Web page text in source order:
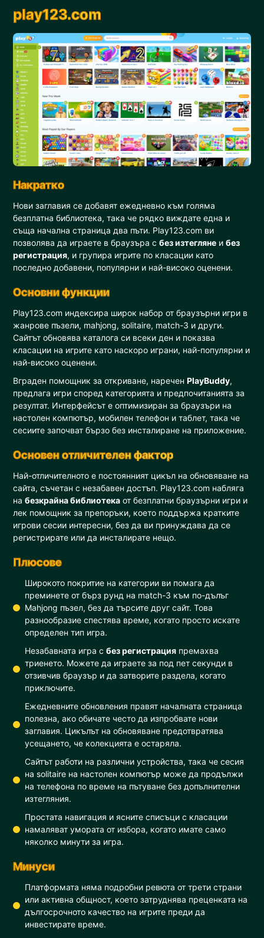
play123.com
Накратко
Нови заглавия се добавят ежедневно към голяма
безплатна библиотека, така че рядко виждате една и
съща начална страница два пъти. Play123.com ви
позволява да играете в браузъра сбез изтегляне ибез
регистрация, и групира игрите по класации като
последно добавени, популярни и най-високо оценени.
Основни функции
Play123.com индексира широк набор от браузърни игри в
жанрове пъзели, mahjong, solitaire, match-3 и други.
Сайтът обновява каталога си всеки ден и показва
класации на игрите като наскоро играни, най-популярни и
най-високо оценени.
Вграден помощник за откриване, нареченPlayBuddy,
предлага игри според категорията и предпочитанията за
резултат. Интерфейсът е оптимизиран за браузъри на
настолен компютър, мобилен телефон и таблет, така че
сесиите започват бързо без инсталиране на приложение.
Основен отличителен фактор
Най-отличителното е постоянният цикъл на обновяване на
сайта, съчетан с незабавен достъп. Play123.com набляга
набезкрайна библиотека от безплатни браузърни игри и
лек помощник за препоръки, което поддържа кратките
игрови сесии интересни, без да ви принуждава да се
регистрирате или да инсталирате нещо.
Плюсове
Широкото покритие на категории ви помага да
преминете от бърз рунд на match-3 към по-дълъг
Mahjong пъзел, без да търсите друг сайт. Това
разнообразие спестява време, когато просто искате
определен тип игра.
Незабавната игра сбез регистрация премахва
триенето. Можете да играете за под пет секунди в
отзивчив браузър и да затворите раздела, когато
приключите.
Ежедневните обновления правят началната страница
полезна, ако обичате често да изпробвате нови
заглавия. Цикълът на обновяване предотвратява
усещането, че колекцията е остаряла.
Сайтът работи на различни устройства, така че сесия
на solitaire на настолен компютър може да продължи
на телефона по време на пътуване без допълнителни
изтегляния.
Простата навигация и ясните списъци с класации
намаляват умората от избора, когато имате само
няколко минути за игра.
Минуси
Платформата няма подробни ревюта от трети страни
или активна общност, което затруднява преценката на
дългосрочното качество на игрите преди да
инвестирате време.